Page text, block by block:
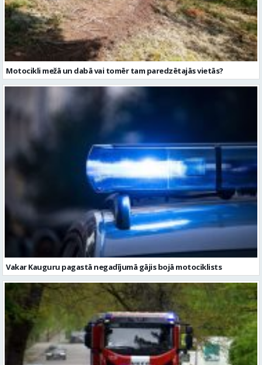
Motocikli mežā un dabā vai tomēr tam paredzētajās vietās?
Vakar Kauguru pagastā negadījumā gājis bojā motociklists